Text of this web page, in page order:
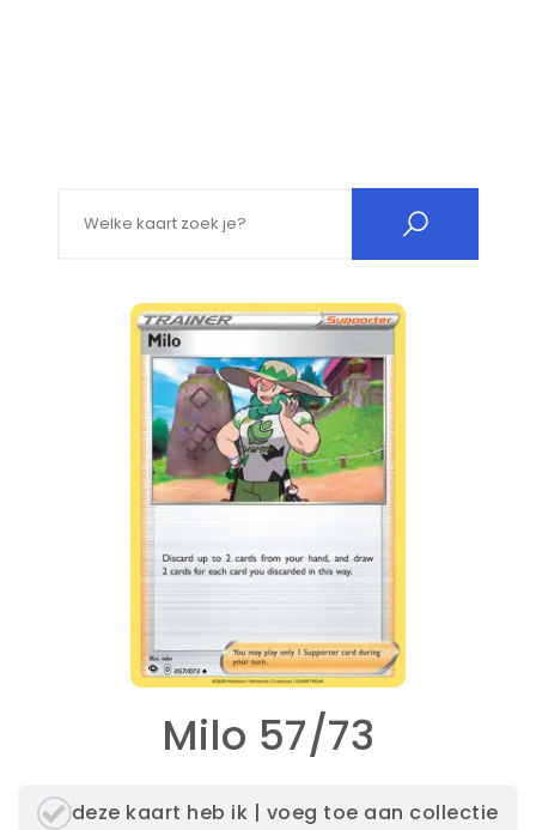
Milo 57/73
deze kaart heb ik | voeg toe aan collectie